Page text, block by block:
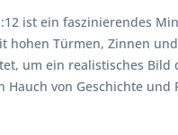
ist ein faszinierendes
Türmen, Zinnen
um ein realistisches
von Geschichte und